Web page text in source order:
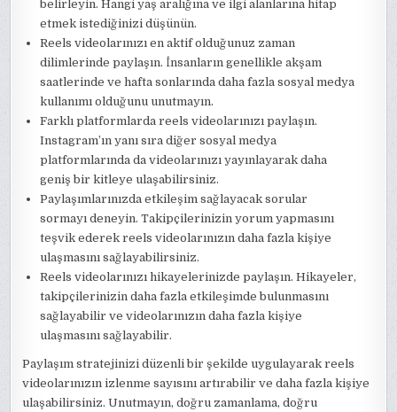
belirleyin. Hangi yaş aralığına ve ilgi alanlarına hitap
etmek istediğinizi düşünün.
Reels videolarınızı en aktif olduğunuz zaman
dilimlerinde paylaşın. İnsanların genellikle akşam
saatlerinde ve hafta sonlarında daha fazla sosyal medya
kullanımı olduğunu unutmayın.
Farklı platformlarda reels videolarınızı paylaşın.
Instagram’ın yanı sıra diğer sosyal medya
platformlarında da videolarınızı yayınlayarak daha
geniş bir kitleye ulaşabilirsiniz.
Paylaşımlarınızda etkileşim sağlayacak sorular
sormayı deneyin. Takipçilerinizin yorum yapmasını
teşvik ederek reels videolarınızın daha fazla kişiye
ulaşmasını sağlayabilirsiniz.
Reels videolarınızı hikayelerinizde paylaşın. Hikayeler,
takipçilerinizin daha fazla etkileşimde bulunmasını
sağlayabilir ve videolarınızın daha fazla kişiye
ulaşmasını sağlayabilir.
Paylaşım stratejinizi düzenli bir şekilde uygulayarak reels
videolarınızın izlenme sayısını artırabilir ve daha fazla kişiye
ulaşabilirsiniz. Unutmayın, doğru zamanlama, doğru